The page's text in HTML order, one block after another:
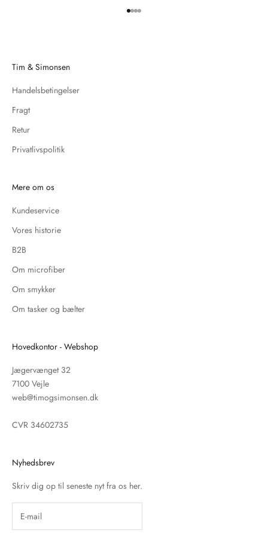
Gå til element 1
Gå til element 2
Gå til element 3
Gå til element 4
Tim & Simonsen
Handelsbetingelser
Fragt
Retur
Privatlivspolitik
Mere om os
Kundeservice
Vores historie
B2B
Om microfiber
Om smykker
Om tasker og bælter
Hovedkontor - Webshop
Jægervænget 32
7100 Vejle
web@timogsimonsen.dk
CVR 34602735
Nyhedsbrev
Skriv dig op til seneste nyt fra os her.